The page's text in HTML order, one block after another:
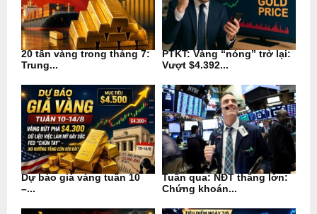
20 tấn vàng trong tháng 7:
Trung...
PTKT: Vàng “nóng” trở lại:
Vượt $4.392...
Dự báo giá vàng tuần 10
–...
Tuần qua: NĐT thắng lớn:
Chứng khoán...